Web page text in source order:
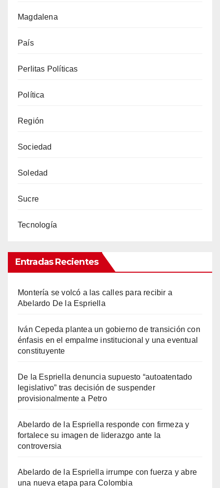
Magdalena
País
Perlitas Políticas
Política
Región
Sociedad
Soledad
Sucre
Tecnología
Entradas Recientes
Montería se volcó a las calles para recibir a
Abelardo De la Espriella
Iván Cepeda plantea un gobierno de transición con
énfasis en el empalme institucional y una eventual
constituyente
De la Espriella denuncia supuesto “autoatentado
legislativo” tras decisión de suspender
provisionalmente a Petro
Abelardo de la Espriella responde con firmeza y
fortalece su imagen de liderazgo ante la
controversia
Abelardo de la Espriella irrumpe con fuerza y abre
una nueva etapa para Colombia